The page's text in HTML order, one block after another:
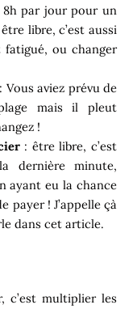
8h par jour pour un
libre, c’est aussi
ou changer
Vous aviez prévu de
mais il pleut
!
: être libre, c’est
dernière minute,
ayant eu la chance
payer ! J’appelle çà
dans cet article.
c’est multiplier les